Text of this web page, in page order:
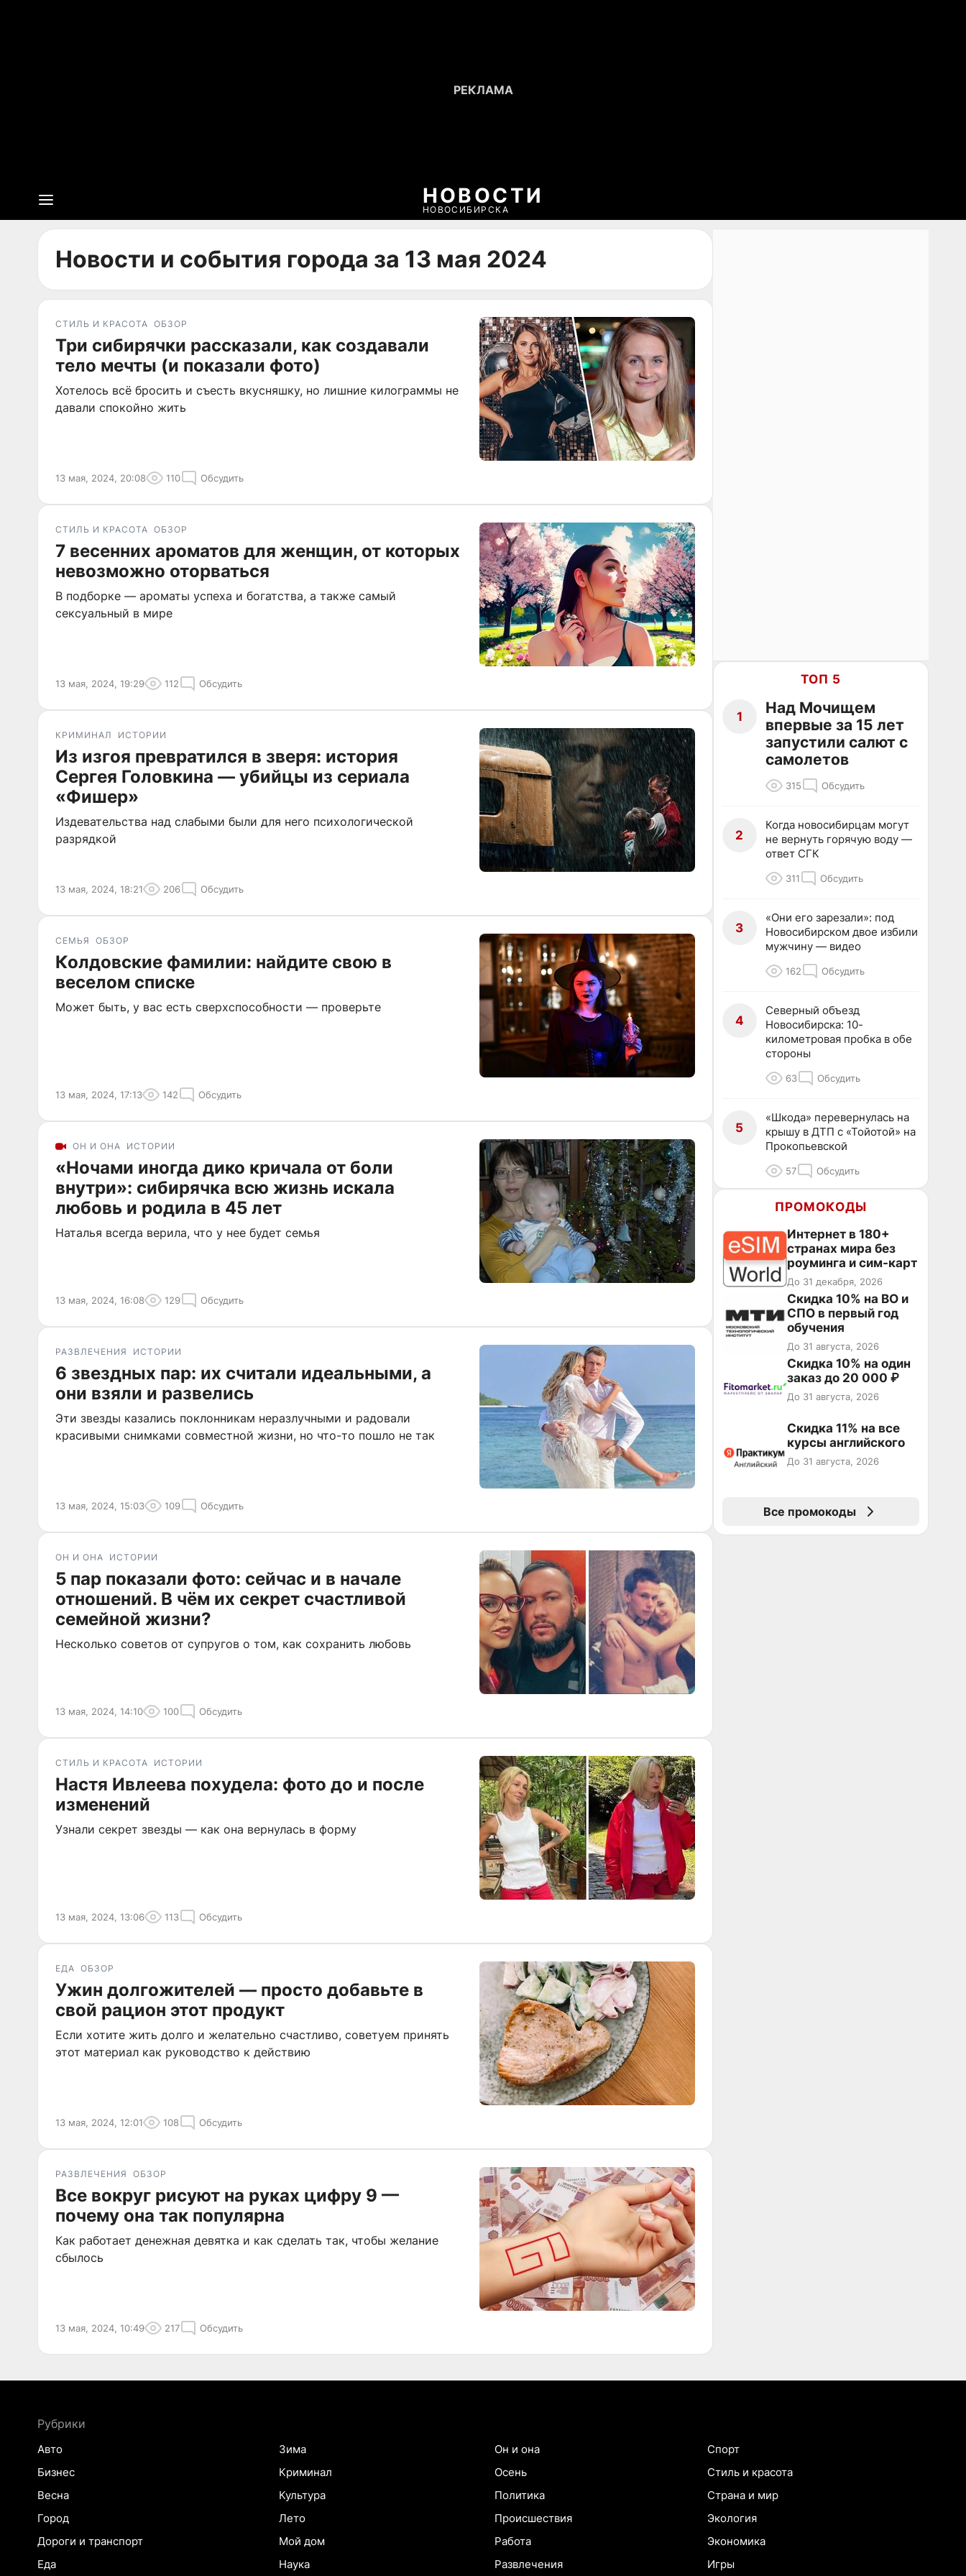
НОВОСТИ
НОВОСИБИРСКА
Новости и события города за 13 мая 2024
СТИЛЬ И КРАСОТА ОБЗОР
Три сибирячки рассказали, как создавали
тело мечты (и показали фото)
Хотелось всё бросить и съесть вкусняшку, но лишние килограммы не
давали спокойно жить
13 мая, 2024, 20:08 110 Обсудить
СТИЛЬ И КРАСОТА ОБЗОР
7 весенних ароматов для женщин, от которых
невозможно оторваться
В подборке — ароматы успеха и богатства, а также самый
сексуальный в мире
13 мая, 2024, 19:29 112 Обсудить
КРИМИНАЛ ИСТОРИИ
Из изгоя превратился в зверя: история
Сергея Головкина — убийцы из сериала
«Фишер»
Издевательства над слабыми были для него психологической
разрядкой
13 мая, 2024, 18:21 206 Обсудить
СЕМЬЯ ОБЗОР
Колдовские фамилии: найдите свою в
веселом списке
Может быть, у вас есть сверхспособности — проверьте
13 мая, 2024, 17:13 142 Обсудить
ОН И ОНА ИСТОРИИ
«Ночами иногда дико кричала от боли
внутри»: сибирячка всю жизнь искала
любовь и родила в 45 лет
Наталья всегда верила, что у нее будет семья
13 мая, 2024, 16:08 129 Обсудить
РАЗВЛЕЧЕНИЯ ИСТОРИИ
6 звездных пар: их считали идеальными, а
они взяли и развелись
Эти звезды казались поклонникам неразлучными и радовали
красивыми снимками совместной жизни, но что-то пошло не так
13 мая, 2024, 15:03 109 Обсудить
ОН И ОНА ИСТОРИИ
5 пар показали фото: сейчас и в начале
отношений. В чём их секрет счастливой
семейной жизни?
Несколько советов от супругов о том, как сохранить любовь
13 мая, 2024, 14:10 100 Обсудить
СТИЛЬ И КРАСОТА ИСТОРИИ
Настя Ивлеева похудела: фото до и после
изменений
Узнали секрет звезды — как она вернулась в форму
13 мая, 2024, 13:06 113 Обсудить
ЕДА ОБЗОР
Ужин долгожителей — просто добавьте в
свой рацион этот продукт
Если хотите жить долго и желательно счастливо, советуем принять
этот материал как руководство к действию
13 мая, 2024, 12:01 108 Обсудить
РАЗВЛЕЧЕНИЯ ОБЗОР
Все вокруг рисуют на руках цифру 9 —
почему она так популярна
Как работает денежная девятка и как сделать так, чтобы желание
сбылось
13 мая, 2024, 10:49 217 Обсудить
ТОП 5
1
Над Мочищем
впервые за 15 лет
запустили салют с
самолетов
315 Обсудить
2
Когда новосибирцам могут
не вернуть горячую воду —
ответ СГК
311 Обсудить
3
«Они его зарезали»: под
Новосибирском двое избили
мужчину — видео
162 Обсудить
4
Северный объезд
Новосибирска: 10-
километровая пробка в обе
стороны
63 Обсудить
5
«Шкода» перевернулась на
крышу в ДТП с «Тойотой» на
Прокопьевской
57 Обсудить
ПРОМОКОДЫ
Интернет в 180+
странах мира без
роуминга и сим-карт
До 31 декабря, 2026
Скидка 10% на ВО и
СПО в первый год
обучения
До 31 августа, 2026
Скидка 10% на один
заказ до 20 000 ₽
До 31 августа, 2026
Скидка 11% на все
курсы английского
До 31 августа, 2026
Все промокоды
Рубрики
Авто
Бизнес
Весна
Город
Дороги и транспорт
Еда
Зима
Криминал
Культура
Лето
Мой дом
Наука
Он и она
Осень
Политика
Происшествия
Работа
Развлечения
Спорт
Стиль и красота
Страна и мир
Экология
Экономика
Игры